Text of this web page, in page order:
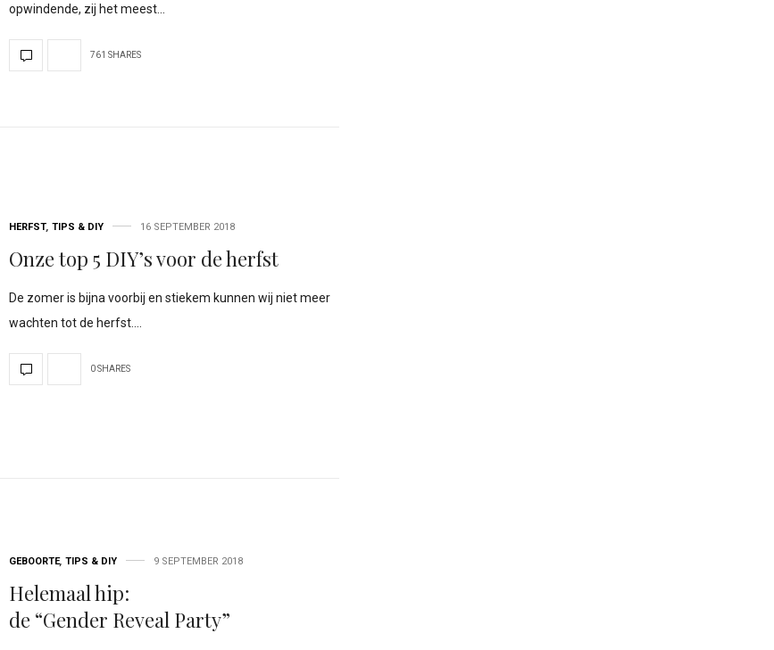
opwindende, zij het meest…
761 SHARES
HERFST TIPS & DIY 16 SEPTEMBER 2018
Onze top 5 DIY’s voor de herfst
De zomer is bijna voorbij en stiekem kunnen wij niet meer
wachten tot de herfst.…
0 SHARES
GEBOORTE, TIPS & DIY 9 SEPTEMBER 2018
Helemaal hip:
de “Gender Reveal Party”